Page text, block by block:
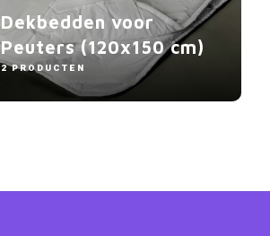
Dekbedden voor
Peuters (120x150 cm)
2 PRODUCTEN